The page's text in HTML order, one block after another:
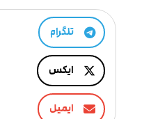
تلگرام
ایکس
ایمیل